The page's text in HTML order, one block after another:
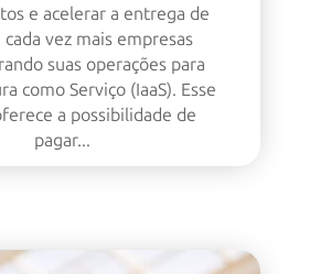
e acelerar a entrega de
vez mais empresas
suas operações para
como Serviço (IaaS). Esse
a possibilidade de
pagar...